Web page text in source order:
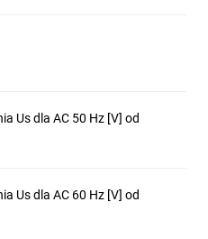
198–484 V AC.
Us dla AC 50 Hz [V] od
Us dla AC 60 Hz [V] od